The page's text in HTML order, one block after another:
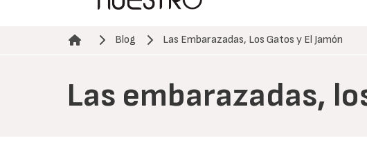
Ruta de navegación
Blog Las Embarazadas, Los Gatos y El Jamón
Las embarazadas,